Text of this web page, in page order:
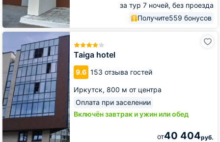
за тур 7 ночей, без проезда
Получите559 бонусов
Taiga hotel
9.6 153 отзыва гостей
Иркутск, 800 м от центра
Оплата при заселении
Включён завтрак и ужин или обед
от40 404руб.
Taiga